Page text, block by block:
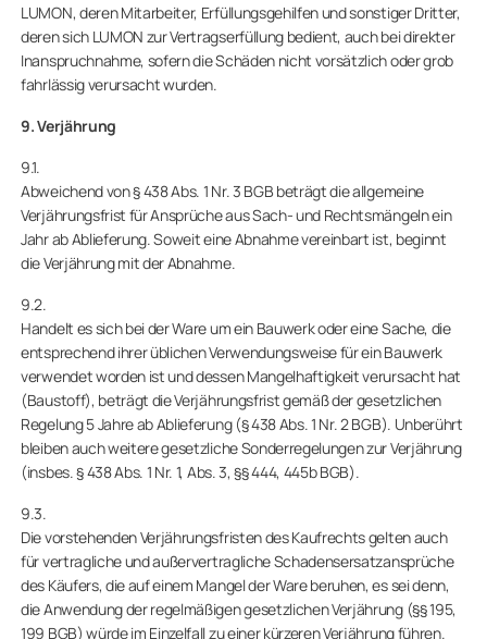
LUMON, deren Mitarbeiter, Erfüllungsgehilfen und sonstiger Dritter,
deren sich LUMON zur Vertragserfüllung bedient, auch bei direkter
Inanspruchnahme, sofern die Schäden nicht vorsätzlich oder grob
fahrlässig verursacht wurden.
9. Verjährung
9.1.
Abweichend von § 438 Abs. 1 Nr. 3 BGB beträgt die allgemeine
Verjährungsfrist für Ansprüche aus Sach- und Rechtsmängeln ein
Jahr ab Ablieferung. Soweit eine Abnahme vereinbart ist, beginnt
die Verjährung mit der Abnahme.
9.2.
Handelt es sich bei der Ware um ein Bauwerk oder eine Sache, die
entsprechend ihrer üblichen Verwendungsweise für ein Bauwerk
verwendet worden ist und dessen Mangelhaftigkeit verursacht hat
(Baustoff), beträgt die Verjährungsfrist gemäß der gesetzlichen
Regelung 5 Jahre ab Ablieferung (§ 438 Abs. 1 Nr. 2 BGB). Unberührt
bleiben auch weitere gesetzliche Sonderregelungen zur Verjährung
(insbes. § 438 Abs. 1 Nr. 1, Abs. 3, §§ 444, 445b BGB).
9.3.
Die vorstehenden Verjährungsfristen des Kaufrechts gelten auch
für vertragliche und außervertragliche Schadensersatzansprüche
des Käufers, die auf einem Mangel der Ware beruhen, es sei denn,
die Anwendung der regelmäßigen gesetzlichen Verjährung (§§ 195,
199 BGB) würde im Einzelfall zu einer kürzeren Verjährung führen.